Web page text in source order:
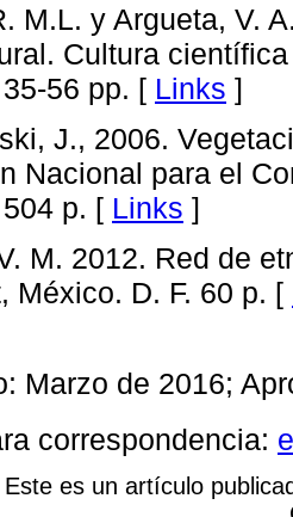
M.L. y Argueta, V.
Cultura
56 pp. [ Links ]
J., 2006.
Nacional para el
p. [ Links ]
M. 2012. Red de
México. D. F. 60 p. [
Marzo de 2016;
correspondencia:
Este es un artículo